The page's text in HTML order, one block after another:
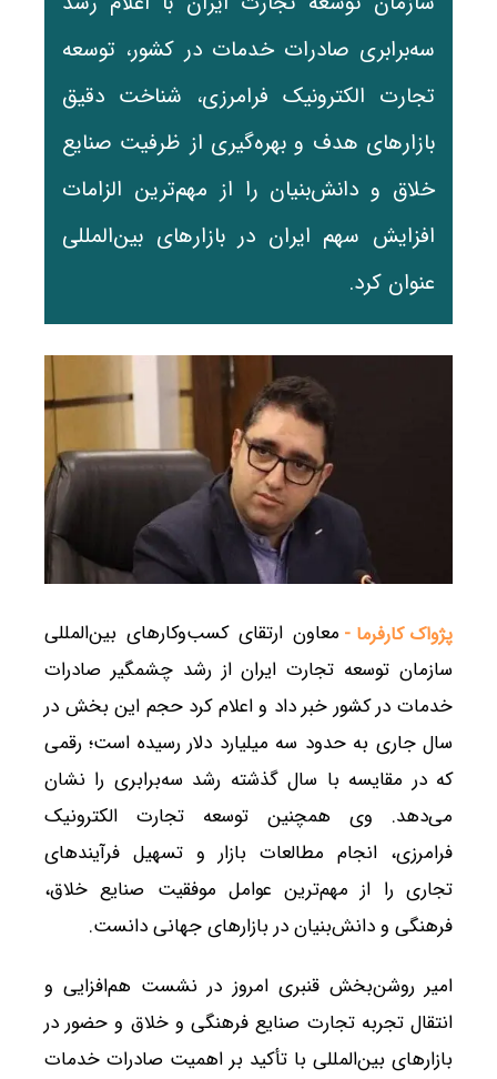
سه‌برابری صادرات خدمات در کشور، توسعه
تجارت الکترونیک فرامرزی، شناخت دقیق
بازارهای هدف و بهره‌گیری از ظرفیت صنایع
خلاق و دانش‌بنیان را از مهم‌ترین الزامات
افزایش سهم ایران در بازارهای بین‌المللی
عنوان کرد.
پژواک کارفرما - معاون ارتقای کسب‌وکارهای بین‌المللی
سازمان توسعه تجارت ایران از رشد چشمگیر صادرات
خدمات در کشور خبر داد و اعلام کرد حجم این بخش در
سال جاری به حدود سه میلیارد دلار رسیده است؛ رقمی
که در مقایسه با سال گذشته رشد سه‌برابری را نشان
می‌دهد. وی همچنین توسعه تجارت الکترونیک
فرامرزی، انجام مطالعات بازار و تسهیل فرآیندهای
تجاری را از مهم‌ترین عوامل موفقیت صنایع خلاق،
فرهنگی و دانش‌بنیان در بازارهای جهانی دانست.
امیر روشن‌بخش قنبری امروز در نشست هم‌افزایی و
انتقال تجربه تجارت صنایع فرهنگی و خلاق و حضور در
بازارهای بین‌المللی با تأکید بر اهمیت صادرات خدمات